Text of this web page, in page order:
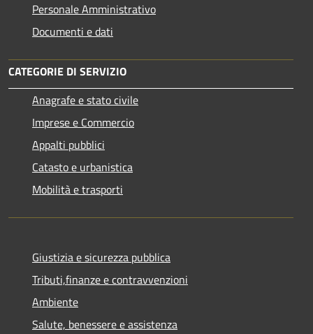
Personale Amministrativo
Documenti e dati
CATEGORIE DI SERVIZIO
Anagrafe e stato civile
Imprese e Commercio
Appalti pubblici
Catasto e urbanistica
Mobilità e trasporti
Giustizia e sicurezza pubblica
Tributi,finanze e contravvenzioni
Ambiente
Salute, benessere e assistenza